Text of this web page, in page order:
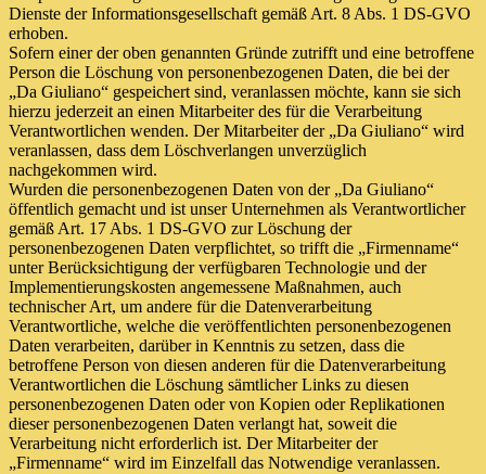
Dienste der Informationsgesellschaft gemäß Art. 8 Abs. 1 DS-GVO
erhoben.
Sofern einer der oben genannten Gründe zutrifft und eine betroffene
Person die Löschung von personenbezogenen Daten, die bei der
„Da Giuliano“ gespeichert sind, veranlassen möchte, kann sie sich
hierzu jederzeit an einen Mitarbeiter des für die Verarbeitung
Verantwortlichen wenden. Der Mitarbeiter der „Da Giuliano“ wird
veranlassen, dass dem Löschverlangen unverzüglich
nachgekommen wird.
Wurden die personenbezogenen Daten von der „Da Giuliano“
öffentlich gemacht und ist unser Unternehmen als Verantwortlicher
gemäß Art. 17 Abs. 1 DS-GVO zur Löschung der
personenbezogenen Daten verpflichtet, so trifft die „Firmenname“
unter Berücksichtigung der verfügbaren Technologie und der
Implementierungskosten angemessene Maßnahmen, auch
technischer Art, um andere für die Datenverarbeitung
Verantwortliche, welche die veröffentlichten personenbezogenen
Daten verarbeiten, darüber in Kenntnis zu setzen, dass die
betroffene Person von diesen anderen für die Datenverarbeitung
Verantwortlichen die Löschung sämtlicher Links zu diesen
personenbezogenen Daten oder von Kopien oder Replikationen
dieser personenbezogenen Daten verlangt hat, soweit die
Verarbeitung nicht erforderlich ist. Der Mitarbeiter der
„Firmenname“ wird im Einzelfall das Notwendige veranlassen.